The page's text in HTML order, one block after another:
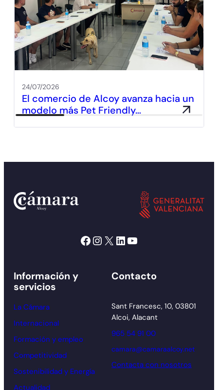
24/07/2026
El comercio de Alcoy avanza hacia un
modelo más Pet Friendly…
Facebook Instagram X LinkedIn YouTube
Información y
servicios
La Cámara
Internacional
Formación y empleo
Competitividad
Sostenibilidad y Energía
Actualidad
Contacto
Sant Francesc, 10, 03801
Alcoi, Alacant
965 54 91 00
camara@camaraalcoy.net
Contacta con nosotros